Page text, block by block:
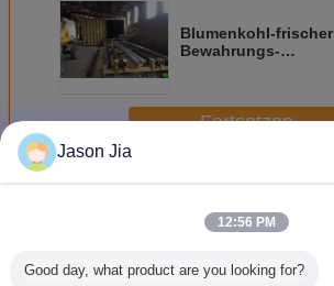
Blumenkohl-frischer
Bewahrungs-
Fortsetzen
MehrVakuumkühlvorrichtungen
Jason Jia
12:56 PM
Good day, what product are you looking for?